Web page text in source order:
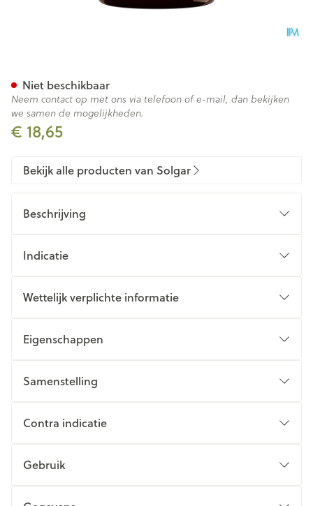
€ 18,65
Niet beschikbaar
Neem contact op met ons via telefoon of e-mail, dan bekijken
we samen de mogelijkheden.
Bekijk alle producten van Solgar
Beschrijving
Indicatie
Wettelijk verplichte informatie
Eigenschappen
Samenstelling
Contra indicatie
Gebruik